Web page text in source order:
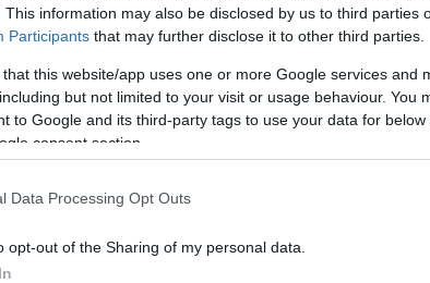
This information may also be disclosed by us to third parties
Participants that may further disclose it to other third parties.
that this website/app uses one or more Google services and
but not limited to your visit or usage behaviour. You
to Google and its third-party tags to use your data for
consent section.
Data Processing Opt Outs
opt-out of the Sharing of my personal data.